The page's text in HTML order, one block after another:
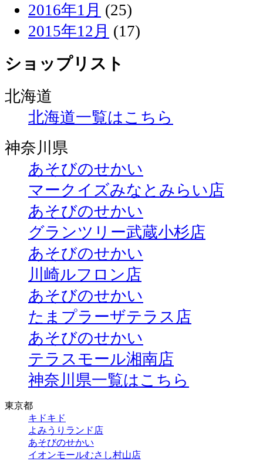
2016年1月 (25)
2015年12月 (17)
ショップリスト
北海道
北海道一覧はこちら
神奈川県
あそびのせかい
マークイズみなとみらい店
あそびのせかい
グランツリー武蔵小杉店
あそびのせかい
川崎ルフロン店
あそびのせかい
たまプラーザテラス店
あそびのせかい
テラスモール湘南店
神奈川県一覧はこちら
東京都
キドキド
よみうりランド店
あそびのせかい
イオンモールむさし村山店